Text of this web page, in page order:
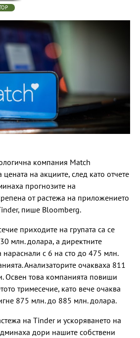
компания Match
цената на акциите, след като отчете
прогнозите на
от растежа на приложението
пише Bloomberg.
приходите на групата са се
млн. долара, а директните
с 6 на сто до 475 млн.
Анализаторите очакваха 811
Освен това компанията повиши
тримесечие, като вече очаква
875 млн. до 885 млн. долара.
на Tinder и ускоряването на
дори нашите собствени